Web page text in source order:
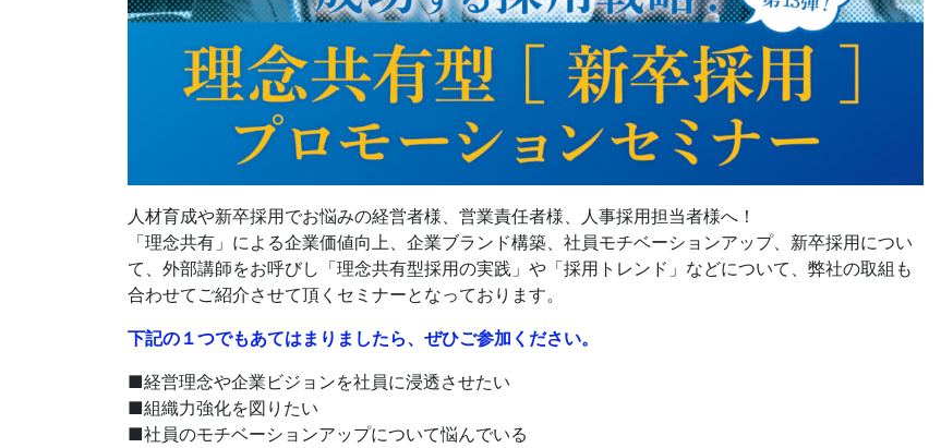
人材育成や新卒採用でお悩みの経営者様、営業責任者様、人事採用担当者様へ！
「理念共有」による企業価値向上、企業ブランド構築、社員モチベーションアップ、新卒採用につい
て、外部講師をお呼びし「理念共有型採用の実践」や「採用トレンド」などについて、弊社の取組も
合わせてご紹介させて頂くセミナーとなっております。
下記の１つでもあてはまりましたら、ぜひご参加ください。
■経営理念や企業ビジョンを社員に浸透させたい
■組織力強化を図りたい
■社員のモチベーションアップについて悩んでいる